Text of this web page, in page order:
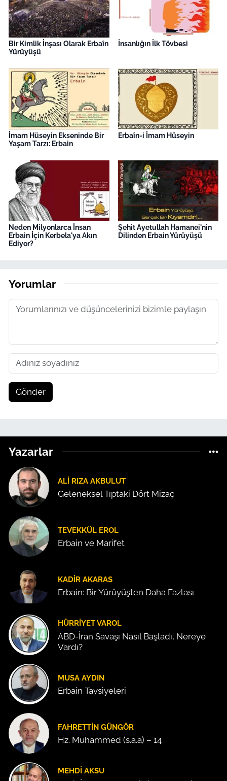
Bir Kimlik İnşası Olarak Erbaîn
Yürüyüşü
İnsanlığın İlk Tövbesi
İmam Hüseyin Ekseninde Bir
Yaşam Tarzı: Erbain
Erbaîn-i İmam Hüseyin
Neden Milyonlarca İnsan
Erbain İçin Kerbela'ya Akın
Ediyor?
Şehit Ayetullah Hamanei'nin
Dilinden Erbain Yürüyüşü
Yorumlar
Gönder
Yazarlar
ALI RIZA AKBULUT
Geleneksel Tıptaki Dört Mizaç
TEVEKKÜL EROL
Erbain ve Marifet
KADIR AKARAS
Erbain: Bir Yürüyüşten Daha Fazlası
HÜRRIYET VAROL
ABD-İran Savaşı Nasıl Başladı, Nereye
Vardı?
MUSA AYDIN
Erbain Tavsiyeleri
FAHRETTIN GÜNGÖR
Hz. Muhammed (s.a.a) – 14
MEHDI AKSU